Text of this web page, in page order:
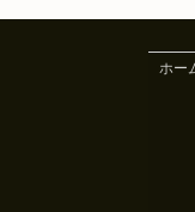
ク
ホー